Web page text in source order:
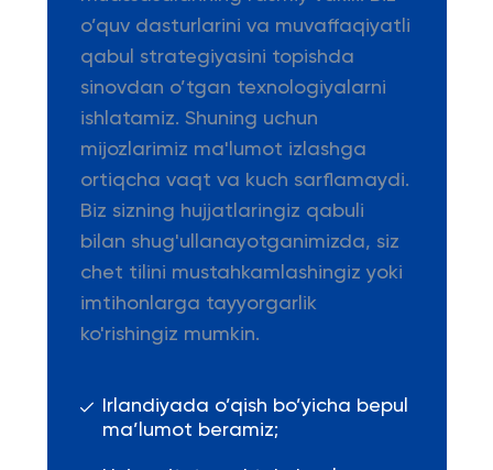
o’quv dasturlarini va muvaffaqiyatli
qabul strategiyasini topishda
sinovdan o’tgan texnologiyalarni
ishlatamiz. Shuning uchun
mijozlarimiz ma'lumot izlashga
ortiqcha vaqt va kuch sarflamaydi.
Biz sizning hujjatlaringiz qabuli
bilan shug'ullanayotganimizda, siz
chet tilini mustahkamlashingiz yoki
imtihonlarga tayyorgarlik
ko'rishingiz mumkin.
Irlandiyada o’qish bo’yicha bepul
ma’lumot beramiz;